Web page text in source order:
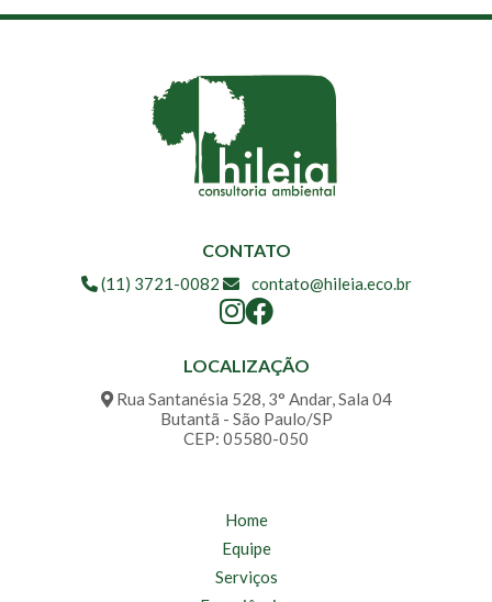
CONTATO
(11) 3721-0082 contato@hileia.eco.br
LOCALIZAÇÃO
Rua Santanésia 528, 3° Andar, Sala 04
Butantã - São Paulo/SP
CEP: 05580-050
Home
Equipe
Serviços